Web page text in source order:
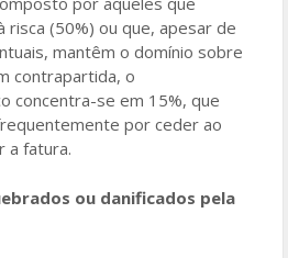
risca (50%) ou que, apesar de
mantêm o domínio sobre
contrapartida, o
concentra-se em 15%, que
por ceder ao
a fatura.
ou danificados pela